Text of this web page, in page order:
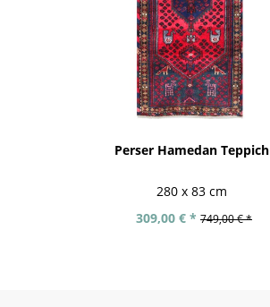
Perser Hamedan Teppich
280 x 83 cm
309,00 € * 749,00 € *